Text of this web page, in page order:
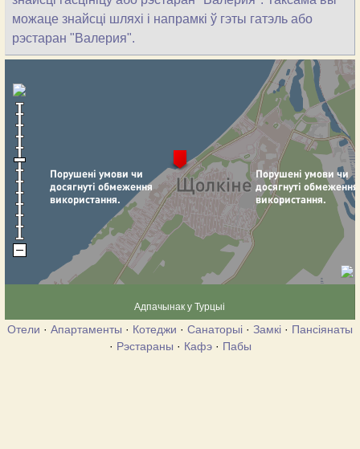
можаце знайсці шляхі і напрамкі ў гэты гатэль або
рэстаран "Валерия".
Адпачынак у Турцыі
Отели · Апартаменты · Котеджи · Санаторыі · Замкі · Пансіянаты
· Рэстараны · Кафэ· Пабы